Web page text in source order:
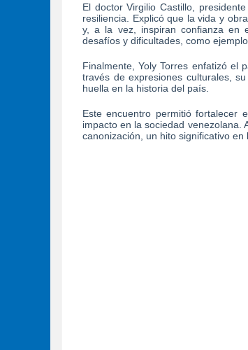
El doctor Virgilio Castillo,
resiliencia. Explicó que la vida y
y, a la vez, inspiran confianza en
desafíos y dificultades, como
Finalmente, Yoly Torres enfatizó el
través de expresiones culturales,
huella en la historia del país.
Este encuentro permitió fortalecer
impacto en la sociedad venezolana.
canonización, un hito significativo en